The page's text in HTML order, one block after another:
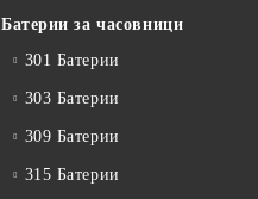
Батерии за часовници
301 Батерии
303 Батерии
309 Батерии
315 Батерии